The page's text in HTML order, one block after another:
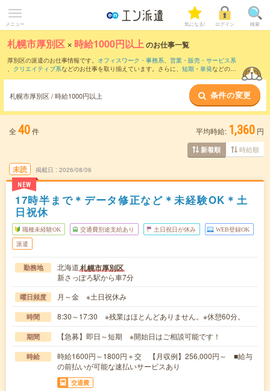
メニュー 気になる! ログイン 検索
札幌市厚別区 × 時給1000円以上のお仕事一覧
厚別区の派遣のお仕事情報です。 オフィスワーク・事務系、 営業・販売・サービス系
、 クリエイティブ系などのお仕事を取り揃えています。さらに、 短期 ・ 単発などの期
時給1100円以上 ・1800円以上の求人はこちら
当サイトでは法令を遵守し、最低賃金以上の求人のみを掲載しています。
札幌市厚別区 / 時給1000円以上 条件の変更
全 40件 平均時給: 1,360 円
新着順 時給順
未読
NEW
掲載日 2026/08/06
17時半まで＊データ修正など＊未経験OK＊土
日祝休
職種未経験OK 交通費別途支給あり 土日祝日が休み WEB登録OK
派遣
勤務地 北海道札幌市厚別区
新さっぽろ駅から車7分
曜日頻度 月～金 ※土日祝休み
時間 8:30～17:30 ※残業はほとんどありません。※休憩60分。
期間 【急募】即日～短期 ※開始日はご相談可能です！
時給
時給1600円～1800円＋交 【月収例】256,000円～ ■給与
の前払いが可能な速払いサービスあり
交通費